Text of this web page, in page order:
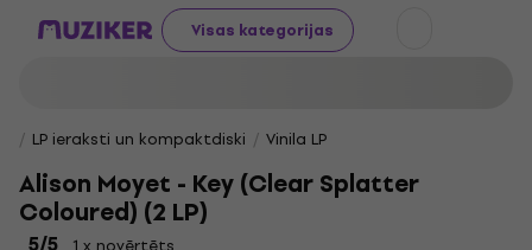
Visas kategorijas
LP ieraksti un kompaktdiski Vinila LP
Alison Moyet - Key (Clear Splatter
Coloured) (2 LP)